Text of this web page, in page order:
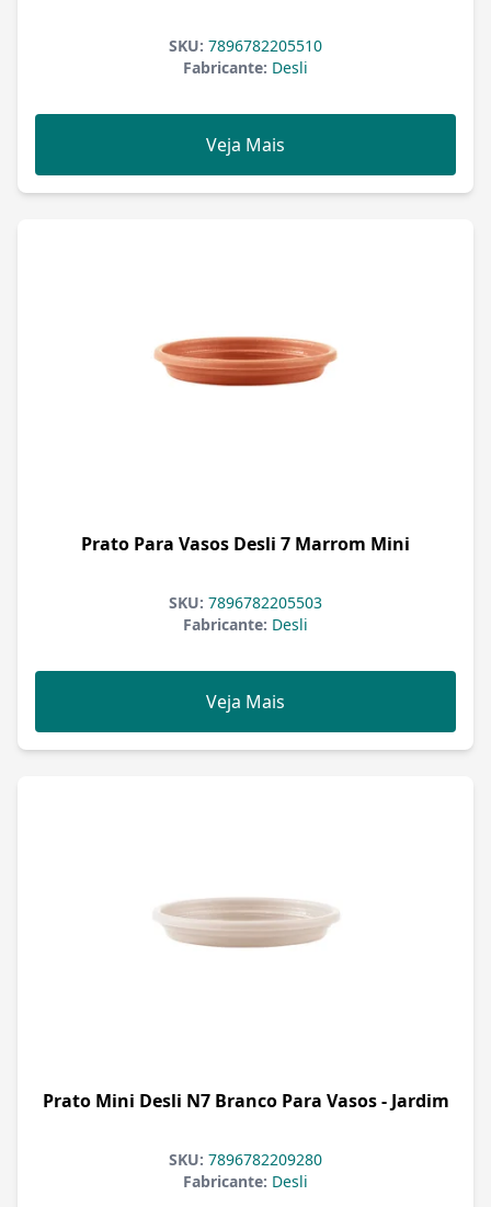
SKU: 7896782205510
Fabricante: Desli
Veja Mais
Prato Para Vasos Desli 7 Marrom Mini
SKU: 7896782205503
Fabricante: Desli
Veja Mais
Prato Mini Desli N7 Branco Para Vasos - Jardim
SKU: 7896782209280
Fabricante: Desli